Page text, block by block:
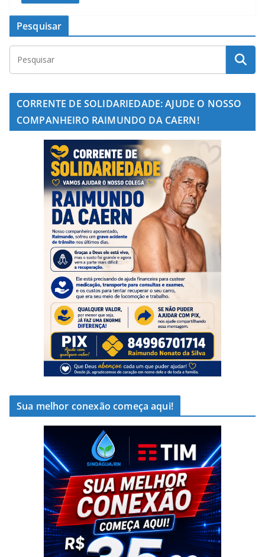
Pesquisar
CORRENTE DE SOLIDARIEDADE: AJUDE O NOSSO
COMPANHEIRO RAIMUNDO DA CAERN!
Sua melhor conexão começa aqui!